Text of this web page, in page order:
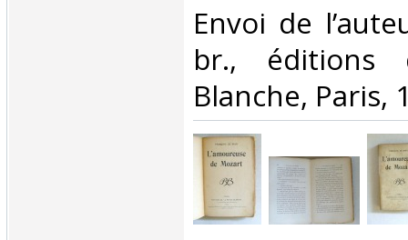
‎Envoi de
br., éditions
Blanche, Paris,